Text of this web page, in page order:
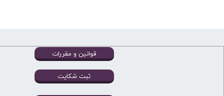
قوانین و مقررات
ثبت شکایت